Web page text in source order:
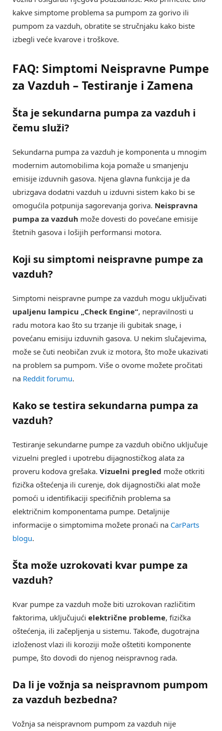
kakve simptome problema sa pumpom za gorivo ili
pumpom za vazduh, obratite se stručnjaku kako biste
izbegli veće kvarove i troškove.
FAQ: Simptomi Neispravne Pumpe
za Vazduh – Testiranje i Zamena
Šta je sekundarna pumpa za vazduh i
čemu služi?
Sekundarna pumpa za vazduh je komponenta u mnogim
modernim automobilima koja pomaže u smanjenju
emisije izduvnih gasova. Njena glavna funkcija je da
ubrizgava dodatni vazduh u izduvni sistem kako bi se
omogućila potpunija sagorevanja goriva. Neispravna
pumpa za vazduh može dovesti do povećane emisije
štetnih gasova i lošijih performansi motora.
Koji su simptomi neispravne pumpe za
vazduh?
Simptomi neispravne pumpe za vazduh mogu uključivati
upaljenu lampicu „Check Engine“, nepravilnosti u
radu motora kao što su trzanje ili gubitak snage, i
povećanu emisiju izduvnih gasova. U nekim slučajevima,
može se čuti neobičan zvuk iz motora, što može ukazivati
na problem sa pumpom. Više o ovome možete pročitati
na Reddit forumu.
Kako se testira sekundarna pumpa za
vazduh?
Testiranje sekundarne pumpe za vazduh obično uključuje
vizuelni pregled i upotrebu dijagnostičkog alata za
proveru kodova grešaka. Vizuelni pregled može otkriti
fizička oštećenja ili curenje, dok dijagnostički alat može
pomoći u identifikaciji specifičnih problema sa
električnim komponentama pumpe. Detaljnije
informacije o simptomima možete pronaći na CarParts
blogu.
Šta može uzrokovati kvar pumpe za
vazduh?
Kvar pumpe za vazduh može biti uzrokovan različitim
faktorima, uključujući električne probleme, fizička
oštećenja, ili začepljenja u sistemu. Takođe, dugotrajna
izloženost vlazi ili koroziji može oštetiti komponente
pumpe, što dovodi do njenog neispravnog rada.
Da li je vožnja sa neispravnom pumpom
za vazduh bezbedna?
Vožnja sa neispravnom pumpom za vazduh nije